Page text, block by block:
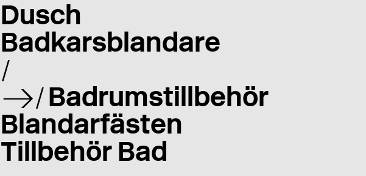
Dusch
Badkarsblandare
Badrumstillbehör
Blandarfästen
Tillbehör Bad